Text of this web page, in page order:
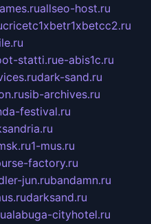
allseo-host.ru
cricetc1xbetr1xbetcc2.ru
statti.rue-abis1c.ru
dark-sand.ru
sib-archives.ru
festival.ru
1-mus.ru
factory.ru
jun.rubandamn.ru
darksand.ru
alabuga-cityhotel.ru